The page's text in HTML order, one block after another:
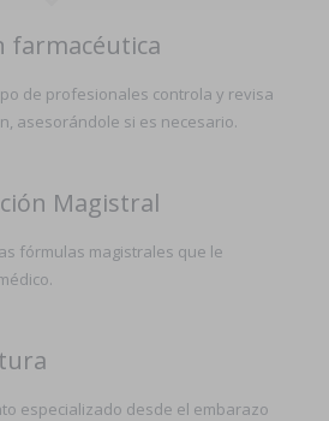
farmacéutica
de profesionales controla y revisa
asesorándole si es necesario.
Magistral
fórmulas magistrales que le
especializado desde el embarazo